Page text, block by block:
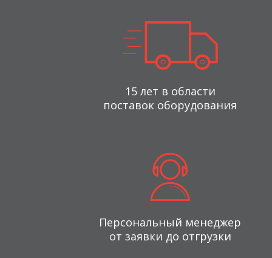
15 лет в области
поставок оборудования
Персональный менеджер
от заявки до отгрузки